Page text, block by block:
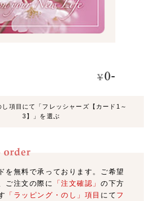
し項目にて「フレッシャーズ【カード1～
3】」を選ぶ
を無料で承っております。ご希望
ご注文の際に
「注文確認」 の下方
「ラッピング・のし」項目 にてフ